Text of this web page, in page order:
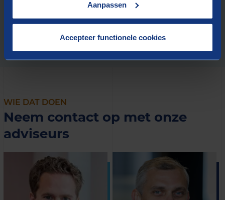
Aanpassen
Accepteer functionele cookies
functiescheidingen
WIE DAT DOEN
Neem contact op met onze
adviseurs